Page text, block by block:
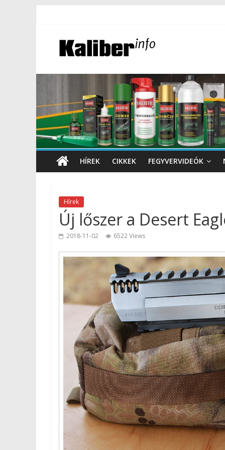
HÍREK CIKKEK FEGYVERVIDEÓK
Hírek
Új lőszer a Desert
2018-11-02 6522 Views